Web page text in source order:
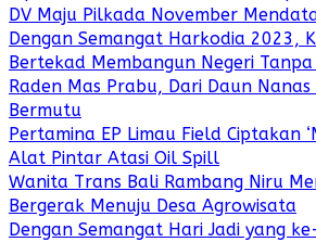
DV Maju Pilkada November
Dengan Semangat Harkodia 2023,
Bertekad Membangun Negeri
Raden Mas Prabu, Dari Daun
Bermutu
Pertamina EP Limau Field Ciptakan
Alat Pintar Atasi Oil Spill
Wanita Trans Bali Rambang Niru
Bergerak Menuju Desa Agrowisata
Dengan Semangat Hari Jadi yang